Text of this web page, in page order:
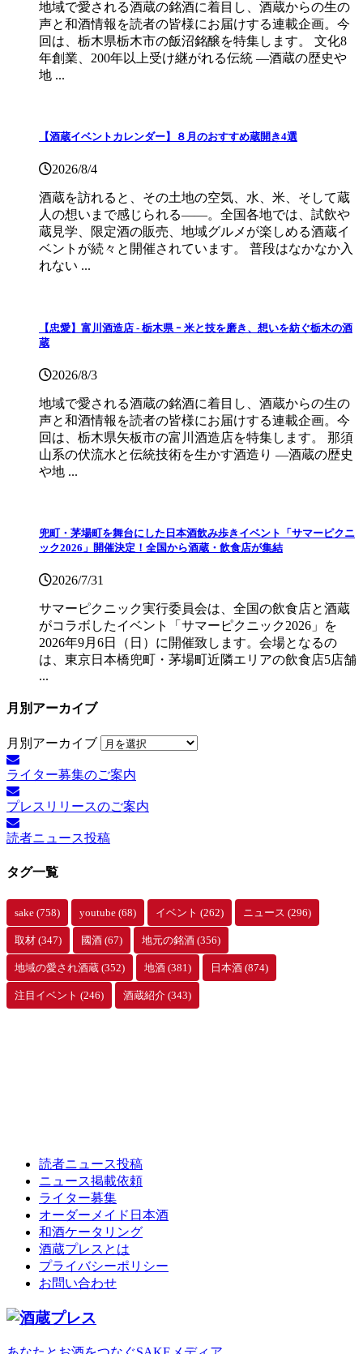
地域で愛される酒蔵の銘酒に着目し、酒蔵からの生の
声と和酒情報を読者の皆様にお届けする連載企画。今
回は、栃木県栃木市の飯沼銘醸を特集します。 文化8
年創業、200年以上受け継がれる伝統 ―酒蔵の歴史や
地 ...
【酒蔵イベントカレンダー】８月のおすすめ蔵開き4選
2026/8/4
酒蔵を訪れると、その土地の空気、水、米、そして蔵
人の想いまで感じられる——。全国各地では、試飲や
蔵見学、限定酒の販売、地域グルメが楽しめる酒蔵イ
ベントが続々と開催されています。 普段はなかなか入
れない ...
【忠愛】富川酒造店 ‐ 栃木県 ｰ 米と技を磨き、想いを紡ぐ栃木の酒
蔵
2026/8/3
地域で愛される酒蔵の銘酒に着目し、酒蔵からの生の
声と和酒情報を読者の皆様にお届けする連載企画。今
回は、栃木県矢板市の富川酒造店を特集します。 那須
山系の伏流水と伝統技術を生かす酒造り ―酒蔵の歴史
や地 ...
兜町・茅場町を舞台にした日本酒飲み歩きイベント「サマーピクニ
ック2026」開催決定！全国から酒蔵・飲食店が集結
2026/7/31
サマーピクニック実⾏委員会は、全国の飲⾷店と酒蔵
がコラボしたイベント「サマーピクニック2026」を
2026年9月6日（日）に開催致します。会場となるの
は、東京日本橋兜町・茅場町近隣エリアの飲食店5店舗
...
月別アーカイブ
月別アーカイブ
ライター募集のご案内
プレスリリースのご案内
読者ニュース投稿
タグ一覧
sake (758) youtube (68) イベント (262) ニュース (296)
取材 (347) 國酒 (67) 地元の銘酒 (356)
地域の愛され酒蔵 (352) 地酒 (381) 日本酒 (874)
注目イベント (246) 酒蔵紹介 (343)
読者ニュース投稿
ニュース掲載依頼
ライター募集
オーダーメイド日本酒
和酒ケータリング
酒蔵プレスとは
プライバシーポリシー
お問い合わせ